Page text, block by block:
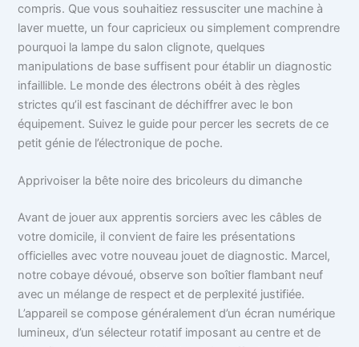
compris. Que vous souhaitiez ressusciter une machine à
laver muette, un four capricieux ou simplement comprendre
pourquoi la lampe du salon clignote, quelques
manipulations de base suffisent pour établir un diagnostic
infaillible. Le monde des électrons obéit à des règles
strictes qu’il est fascinant de déchiffrer avec le bon
équipement. Suivez le guide pour percer les secrets de ce
petit génie de l’électronique de poche.
Apprivoiser la bête noire des bricoleurs du dimanche
Avant de jouer aux apprentis sorciers avec les câbles de
votre domicile, il convient de faire les présentations
officielles avec votre nouveau jouet de diagnostic. Marcel,
notre cobaye dévoué, observe son boîtier flambant neuf
avec un mélange de respect et de perplexité justifiée.
L’appareil se compose généralement d’un écran numérique
lumineux, d’un sélecteur rotatif imposant au centre et de